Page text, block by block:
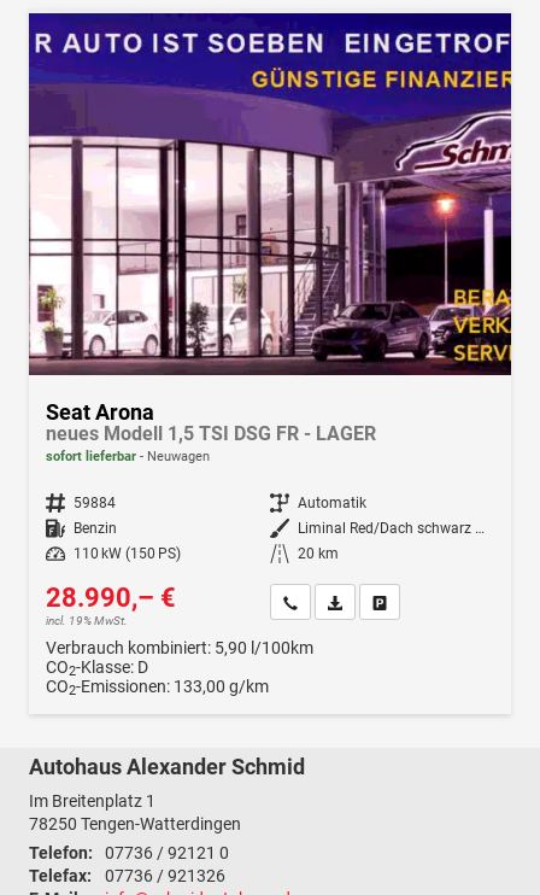
Seat Arona
neues Modell 1,5 TSI DSG FR - LAGER
sofort lieferbar Neuwagen
Fahrzeugnr. 59884 Getriebe Automatik
Kraftstoff Benzin Außenfarbe
Liminal Red/Dach schwarz Metallic (S60E)
Leistung
110 kW (150 PS) Kilometerstand 20 km
28.990,– €
incl. 19% MwSt.
Wir rufen Sie anFahrzeugexposé (PDF)
Verbrauch kombiniert: 5,90 l/100km
CO2-Klasse: D
CO2-Emissionen: 133,00 g/km
Autohaus Alexander Schmid
Im Breitenplatz 1
78250 Tengen-Watterdingen
Telefon:
07736 / 92121 0
Telefax:
07736 / 921326